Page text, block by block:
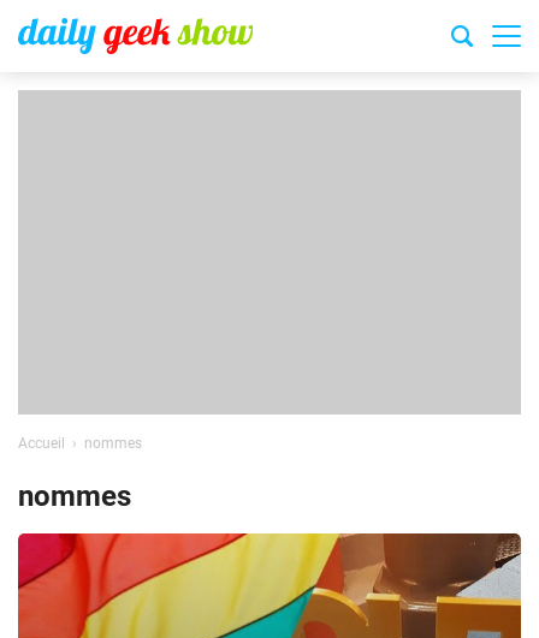
Accueil nommes
nommes